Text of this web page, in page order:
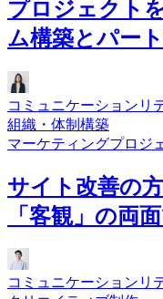
プロジェクト
ム構築とパー
コミュニケーションリ
組織・体制構築
マーケティングプロジ
サイト改善の
「客観」の両
コミュニケーションリ